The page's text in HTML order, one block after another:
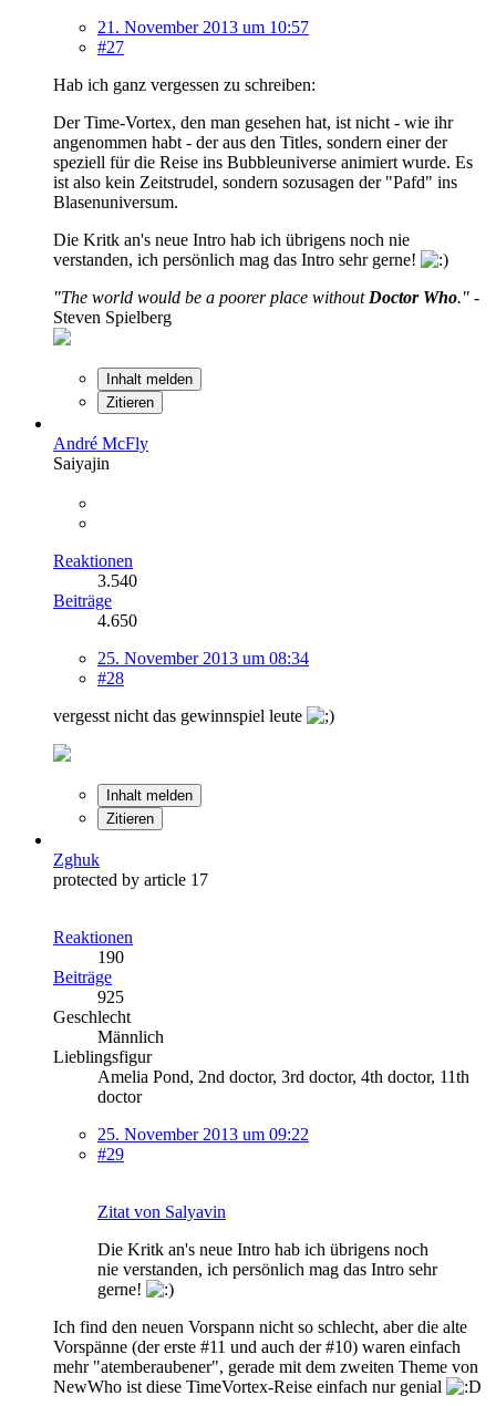
21. November 2013 um 10:57
#27
Hab ich ganz vergessen zu schreiben:
Der Time-Vortex, den man gesehen hat, ist nicht - wie ihr
angenommen habt - der aus den Titles, sondern einer der
speziell für die Reise ins Bubbleuniverse animiert wurde. Es
ist also kein Zeitstrudel, sondern sozusagen der "Pafd" ins
Blasenuniversum.
Die Kritk an's neue Intro hab ich übrigens noch nie
verstanden, ich persönlich mag das Intro sehr gerne!
"The world would be a poorer place without Doctor Who." -
Steven Spielberg
Inhalt melden
Zitieren
André McFly
Saiyajin
Reaktionen
3.540
Beiträge
4.650
25. November 2013 um 08:34
#28
vergesst nicht das gewinnspiel leute
Inhalt melden
Zitieren
Zghuk
protected by article 17
Reaktionen
190
Beiträge
925
Geschlecht
Männlich
Lieblingsfigur
Amelia Pond, 2nd doctor, 3rd doctor, 4th doctor, 11th
doctor
25. November 2013 um 09:22
#29
Zitat von Salyavin
Die Kritk an's neue Intro hab ich übrigens noch
nie verstanden, ich persönlich mag das Intro sehr
gerne!
Ich find den neuen Vorspann nicht so schlecht, aber die alte
Vorspänne (der erste #11 und auch der #10) waren einfach
mehr "atemberaubener", gerade mit dem zweiten Theme von
NewWho ist diese TimeVortex-Reise einfach nur genial